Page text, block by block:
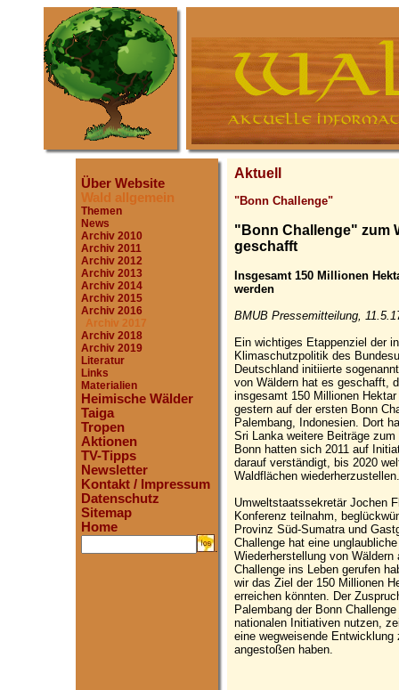
Über Website
Wald allgemein
Themen
News
Archiv 2010
Archiv 2011
Archiv 2012
Archiv 2013
Archiv 2014
Archiv 2015
Archiv 2016
Archiv 2017
Archiv 2018
Archiv 2019
Literatur
Links
Materialien
Heimische Wälder
Taiga
Tropen
Aktionen
TV-Tipps
Newsletter
Kontakt / Impressum
Datenschutz
Sitemap
Home
.
Aktuell
"Bonn Challenge"
"Bonn Challenge" zum
geschafft
Insgesamt 150 Millionen
werden
BMUB Pressemitteilung,
Ein wichtiges Etappenziel der
Klimaschutzpolitik des
Deutschland initiierte
von Wäldern hat es geschafft,
insgesamt 150 Millionen
gestern auf der ersten Bonn
Palembang, Indonesien. Dort
Sri Lanka weitere Beiträge
Bonn hatten sich 2011 auf
darauf verständigt, bis 2020
Waldflächen wiederherzustellen.
Umweltstaatssekretär Jochen
Konferenz teilnahm,
Provinz Süd-Sumatra und
Challenge hat eine
Wiederherstellung von
Challenge ins Leben gerufen
wir das Ziel der 150 Millionen
erreichen könnten. Der
Palembang der Bonn
nationalen Initiativen nutzen,
eine wegweisende
angestoßen haben.